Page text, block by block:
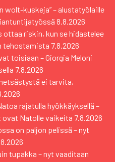
wolt-kuskeja” – alustatyölaille
8.8.2026
ottaa riskin, kun se hidastelee
tehostamista 7.8.2026
toisiaan – Giorgia Meloni
7.8.2026
ei tarvita,
rajatulla hyökkäyksellä –
ovat Natolle vaikeita 7.8.2026
on paljon pelissä – nyt
tupakka – nyt vaaditaan